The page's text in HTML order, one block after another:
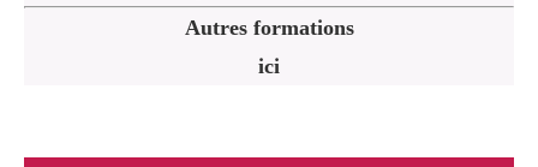
Autres formations
ici